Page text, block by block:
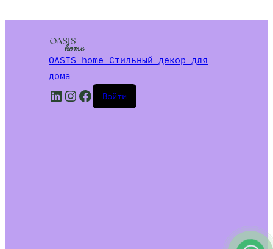
OASIS home Стильный декор для
дома
LinkedIn
Instagram
Facebook
Войти